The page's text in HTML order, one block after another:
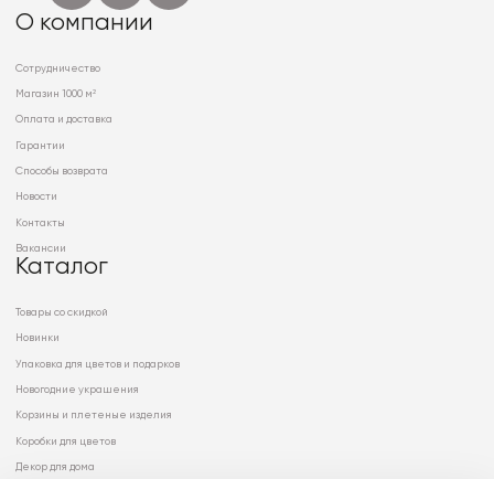
О компании
Сотрудничество
Магазин 1000 м²
Оплата и доставка
Гарантии
Способы возврата
Новости
Контакты
Вакансии
Каталог
Товары со скидкой
Новинки
Упаковка для цветов и подарков
Новогодние украшения
Корзины и плетеные изделия
Коробки для цветов
Декор для дома